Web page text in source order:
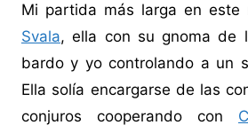
Mi partida más larga en este
Svala, ella con su gnoma de
bardo y yo controlando a un
Ella solía encargarse de las
conjuros cooperando con